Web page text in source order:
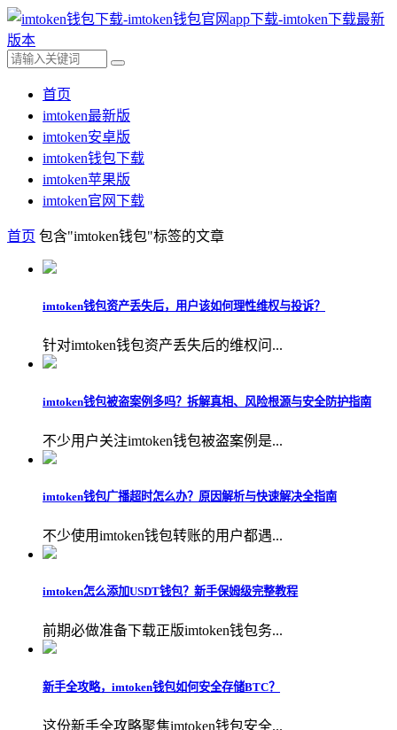
首页
imtoken最新版
imtoken安卓版
imtoken钱包下载
imtoken苹果版
imtoken官网下载
首页 包含"imtoken钱包"标签的文章
imtoken钱包资产丢失后，用户该如何理性维权与投诉？
针对imtoken钱包资产丢失后的维权问...
imtoken钱包被盗案例多吗？拆解真相、风险根源与安全防护指南
不少用户关注imtoken钱包被盗案例是...
imtoken钱包广播超时怎么办？原因解析与快速解决全指南
不少使用imtoken钱包转账的用户都遇...
imtoken怎么添加USDT钱包？新手保姆级完整教程
前期必做准备下载正版imtoken钱包务...
新手全攻略，imtoken钱包如何安全存储BTC？
这份新手全攻略聚焦imtoken钱包安全...